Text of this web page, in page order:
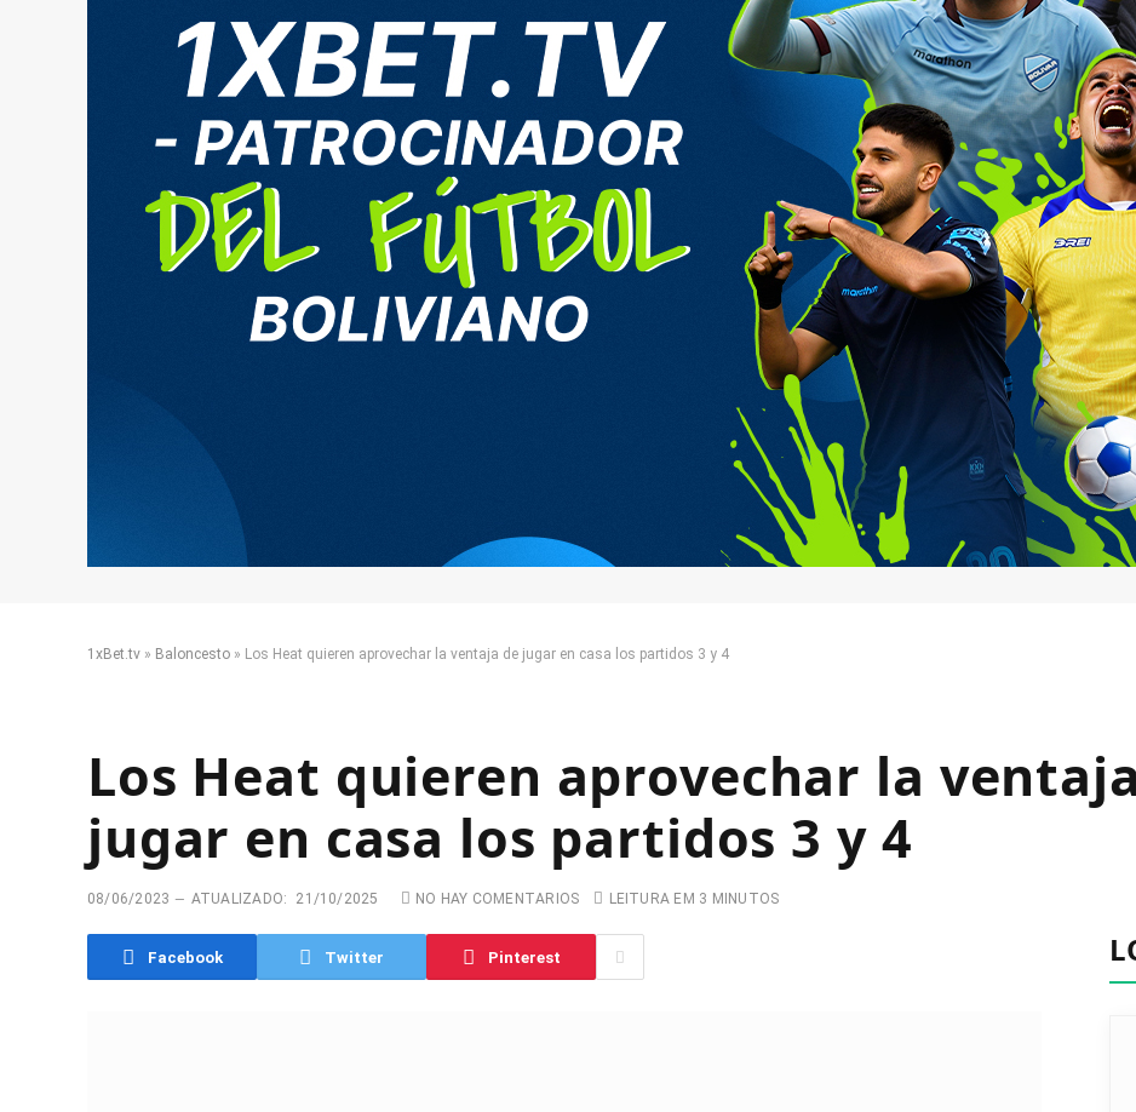
1xBet.tv » Baloncesto » Los Heat quieren aprovechar la ventaja de jugar en casa los partidos 3 y 4
Los Heat quieren aprovechar la
jugar en casa los partidos 3 y 4
08/06/2023 ATUALIZADO: 21/10/2025 NO HAY COMENTARIOS LEITURA EM 3 MINUTOS
Facebook Twitter Pinterest